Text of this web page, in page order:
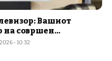
Вашиот
на совршен...
- 10:32